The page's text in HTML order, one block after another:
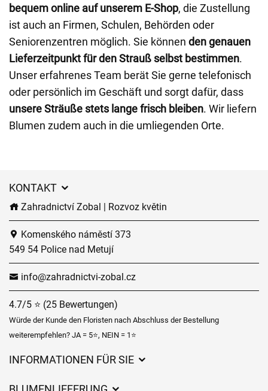
bequem online auf unserem E-Shop, die Zustellung
ist auch an Firmen, Schulen, Behörden oder
Seniorenzentren möglich. Sie können den genauen
Lieferzeitpunkt für den Strauß selbst bestimmen.
Unser erfahrenes Team berät Sie gerne telefonisch
oder persönlich im Geschäft und sorgt dafür, dass
unsere Sträuße stets lange frisch bleiben. Wir liefern
Blumen zudem auch in die umliegenden Orte.
KONTAKT
Zahradnictví Zobal | Rozvoz květin
Komenského náměstí 373
549 54 Police nad Metují
info@zahradnictvi-zobal.cz
4.7/5 ⭐ (25 Bewertungen)
Würde der Kunde den Floristen nach Abschluss der Bestellung
weiterempfehlen? JA = 5⭐, NEIN = 1⭐
INFORMATIONEN FÜR SIE